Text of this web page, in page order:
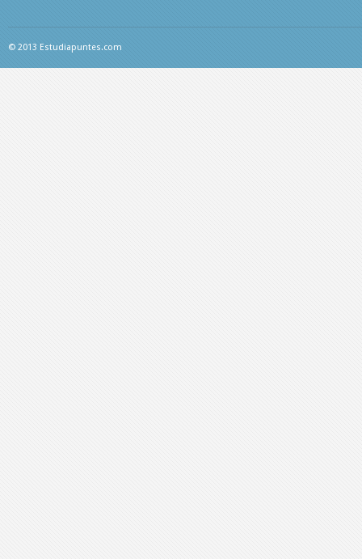
© 2013 Estudiapuntes.com